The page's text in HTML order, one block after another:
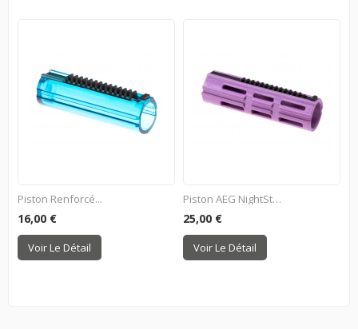
Piston Renforcé...
16,00 €
Voir Le Détail
Piston AEG NightStalker 14...
25,00 €
Voir Le Détail